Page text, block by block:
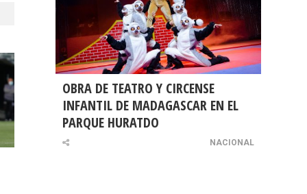
OBRA DE TEATRO Y CIRCENSE
INFANTIL DE MADAGASCAR EN EL
PARQUE HURATDO
NACIONAL